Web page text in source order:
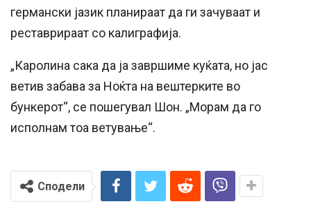
германски јазик планираат да ги зачуваат и
реставрираат со калиграфија.
„Каролина сака да ја завршиме куќата, но јас
ветив забавa за Ноќта на вештерките во
бункерот“, се пошегувал Шон. „Морам да го
исполнам тоа ветување“.
Сподели